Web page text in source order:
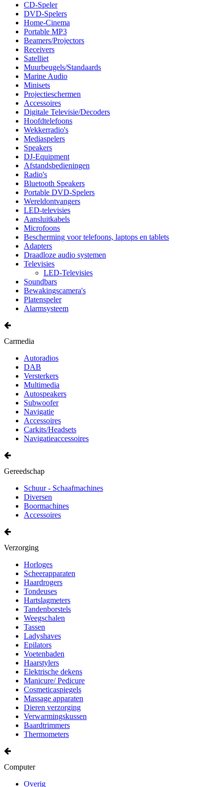
CD-Speler
DVD-Spelers
Home-Cinema
Portable MP3
Beamers/Projectors
Receivers
Satelliet
Muurbeugels/Standaards
Marine Audio
Minisets
Projectieschermen
Accessoires
Digitale Televisie/Decoders
Hoofdtelefoons
Wekkerradio's
Mediaspelers
Speakers
DJ-Equipment
Afstandsbedieningen
Radio's
Bluetooth Speakers
Portable DVD-Spelers
Wereldontvangers
LED-televisies
Aansluitkabels
Microfoons
Bescherming voor telefoons, laptops en tablets
Adapters
Draadloze audio systemen
Televisies
LED-Televisies
Soundbars
Bewakingscamera's
Platenspeler
Alarmsysteem
Carmedia
Autoradios
DAB
Versterkers
Multimedia
Autospeakers
Subwoofer
Navigatie
Accessoires
Carkits/Headsets
Navigatieaccessoires
Gereedschap
Schuur - Schaafmachines
Diversen
Boormachines
Accessoires
Verzorging
Horloges
Scheerapparaten
Haardrogers
Tondeuses
Hartslagmeters
Tandenborstels
Weegschalen
Tassen
Ladyshaves
Epilators
Voetenbaden
Haarstylers
Elektrische dekens
Manicure/ Pedicure
Cosmeticaspiegels
Massage apparaten
Dieren verzorging
Verwarmingskussen
Baardtrimmers
Thermometers
Computer
Overig